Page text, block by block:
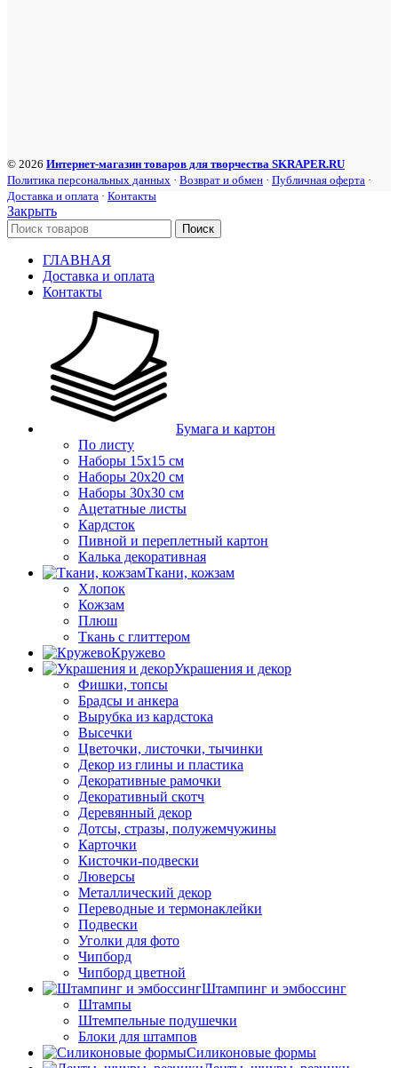
© 2026 Интернет-магазин товаров для творчества SKRAPER.RU
Политика персональных данных · Возврат и обмен · Публичная оферта ·
Доставка и оплата · Контакты
Закрыть
Поиск
ГЛАВНАЯ
Доставка и оплата
Контакты
Бумага и картон
По листу
Наборы 15х15 см
Наборы 20х20 см
Наборы 30х30 см
Ацетатные листы
Кардсток
Пивной и переплетный картон
Калька декоративная
Ткани, кожзам
Хлопок
Кожзам
Плюш
Ткань с глиттером
Кружево
Украшения и декор
Фишки, топсы
Брадсы и анкера
Вырубка из кардстока
Высечки
Цветочки, листочки, тычинки
Декор из глины и пластика
Декоративные рамочки
Декоративный скотч
Деревянный декор
Дотсы, стразы, полужемчужины
Карточки
Кисточки-подвески
Люверсы
Металлический декор
Переводные и термонаклейки
Подвески
Уголки для фото
Чипборд
Чипборд цветной
Штампинг и эмбоссинг
Штампы
Штемпельные подушечки
Блоки для штампов
Силиконовые формы